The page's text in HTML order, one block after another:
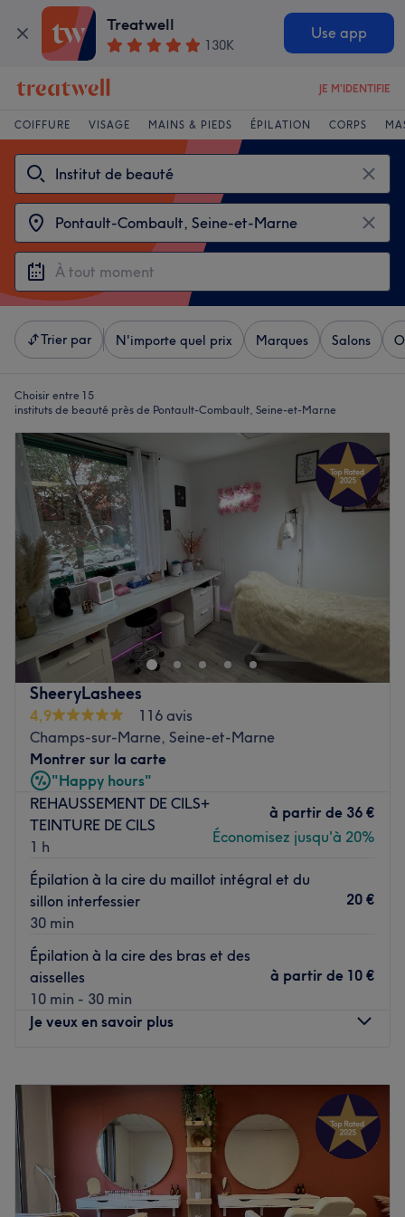
Treatwell
130K
Use app
JE M'IDENTIFIE
COIFFURE VISAGE MAINS & PIEDS ÉPILATION CORPS
Trier par N'importe quel prix Marques Salons
Choisir entre 15
instituts de beauté près de Pontault-Combault, Seine-et-Marne
SheeryLashees
4,9
116 avis
Champs-sur-Marne, Seine-et-Marne
Montrer sur la carte
"Happy hours"
REHAUSSEMENT DE CILS+
TEINTURE DE CILS
1 h
à partir de 36 €
Économisez jusqu'à 20%
Épilation à la cire du maillot intégral et du
sillon interfessier
30 min
20 €
Épilation à la cire des bras et des
aisselles
10 min - 30 min
à partir de 10 €
Je veux en savoir plus
Mardi
21:00
Mercredi
11:30
21:00
Jeudi
12:00 –21:00
Vendredi
12:00
21:00
Samedi
11:30
Dimanche
12:00–20:00